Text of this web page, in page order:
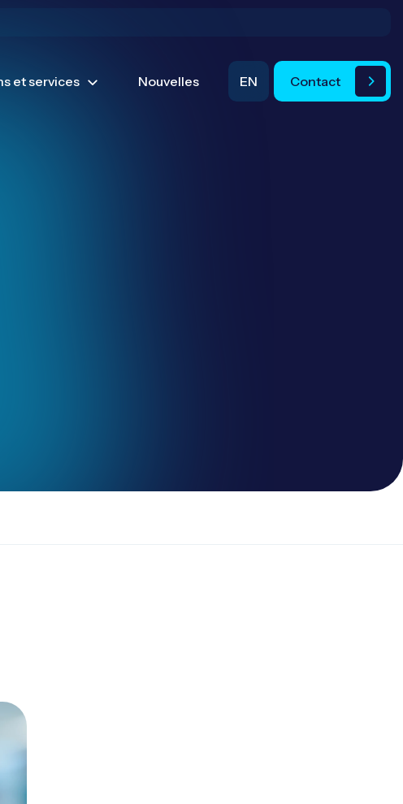
et services Nouvelles EN Contact